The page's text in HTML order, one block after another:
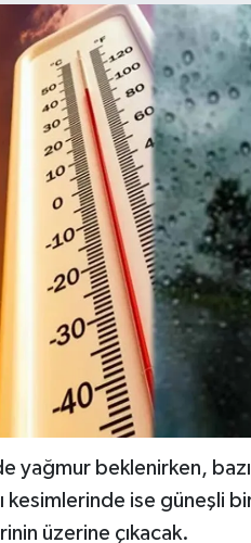
yağmur beklenirken,
kesimlerinde ise güneşli
üzerine çıkacak.